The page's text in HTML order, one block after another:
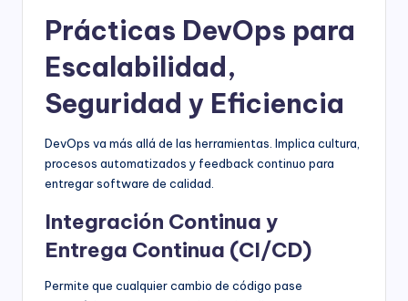
Prácticas DevOps para
Escalabilidad,
Seguridad y Eficiencia
DevOps va más allá de las herramientas. Implica cultura,
procesos automatizados y feedback continuo para
entregar software de calidad.
Integración Continua y
Entrega Continua (CI/CD)
Permite que cualquier cambio de código pase